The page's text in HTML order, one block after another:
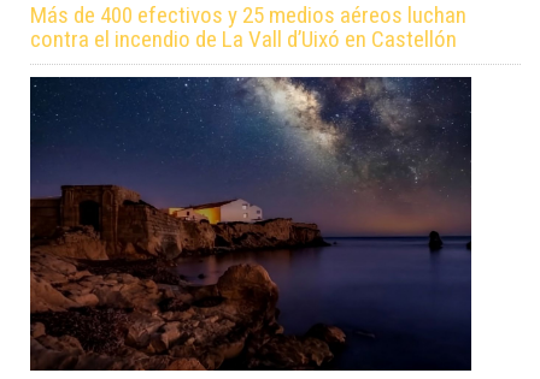
Más de 400 efectivos y 25 medios aéreos luchan
contra el incendio de La Vall d’Uixó en Castellón